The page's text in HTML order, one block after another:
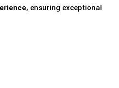
, ensuring exceptional